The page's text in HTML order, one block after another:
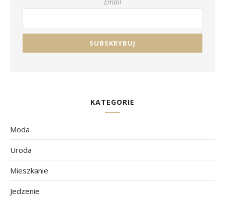
KATEGORIE
Moda
Uroda
Mieszkanie
Jedzenie